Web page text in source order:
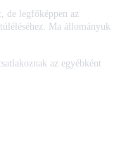
de legfőképpen az
Ma állományuk
az egyébként